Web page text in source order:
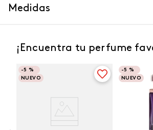
Medidas
¡Encuentra tu perfume
-5 %
NUEVO
-5 %
NUEVO